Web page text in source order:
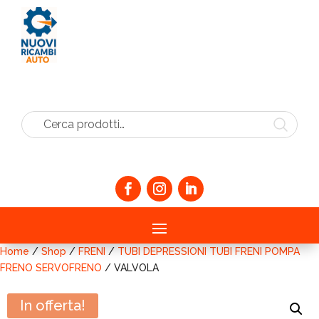
Cerca prodotti…
Home / Shop / FRENI / TUBI DEPRESSIONI TUBI FRENI POMPA
FRENO SERVOFRENO / VALVOLA
In offerta!